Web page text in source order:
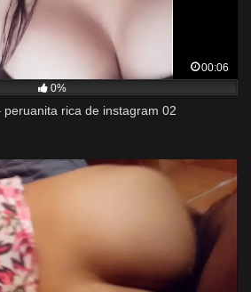
00:06
0%
peruanita rica de instagram 02